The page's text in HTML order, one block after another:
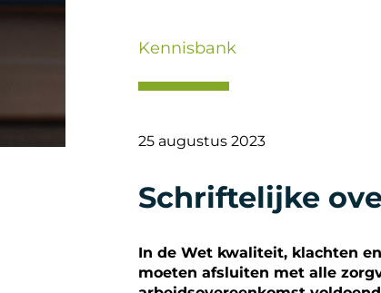
Kennisbank
25 augustus 2023
Schriftelijke
In de Wet kwaliteit, klachten
moeten afsluiten met alle